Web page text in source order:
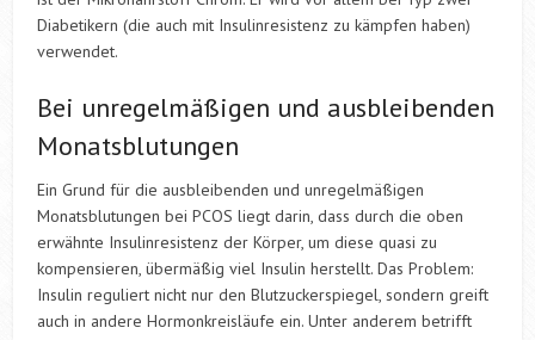
Diabetikern (die auch mit Insulinresistenz zu kämpfen haben)
verwendet.
Bei unregelmäßigen und ausbleibenden
Monatsblutungen
Ein Grund für die ausbleibenden und unregelmäßigen
Monatsblutungen bei PCOS liegt darin, dass durch die oben
erwähnte Insulinresistenz der Körper, um diese quasi zu
kompensieren, übermäßig viel Insulin herstellt. Das Problem:
Insulin reguliert nicht nur den Blutzuckerspiegel, sondern greift
auch in andere Hormonkreisläufe ein. Unter anderem betrifft